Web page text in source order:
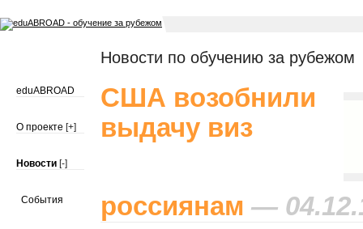
Новости по обучению за рубежом
eduABROAD
О проекте [+]
Новости [-]
События
США возобнили
выдачу виз
россиянам —